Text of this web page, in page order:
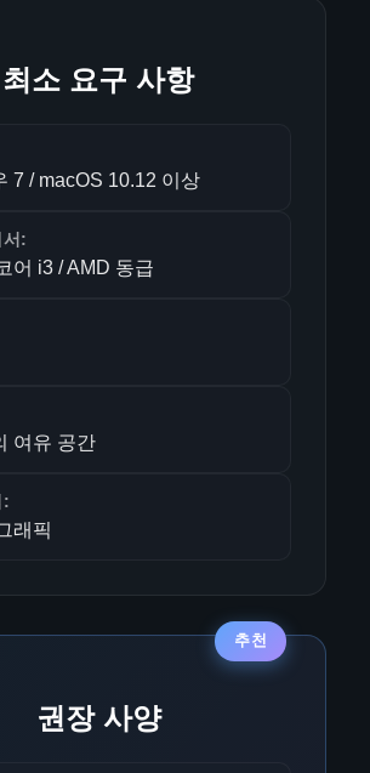
최소 요구 사항
7 / macOS 10.12 이상
서:
어 i3 / AMD 동급
여유 공간
:
래픽
추천
권장 사양